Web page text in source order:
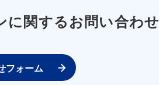
に関するお問い合わせ
フォーム